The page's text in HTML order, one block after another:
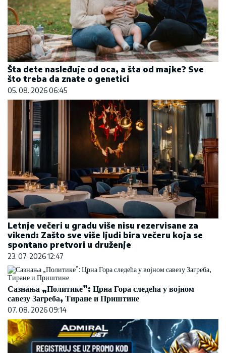
Šta dete nasleđuje od oca, a šta od majke? Sve
što treba da znate o genetici
05. 08. 2026 06:45
Letnje večeri u gradu više nisu rezervisane za
vikend: Zašto sve više ljudi bira večeru koja se
spontano pretvori u druženje
23. 07. 2026 12:47
Сазнања „Политике”: Црна Гора следећа у војном
савезу Загреба, Тиране и Приштине
07. 08. 2026 09:14